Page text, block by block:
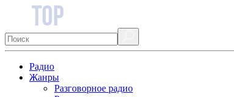
Радио
Жанры
Разговорное радио